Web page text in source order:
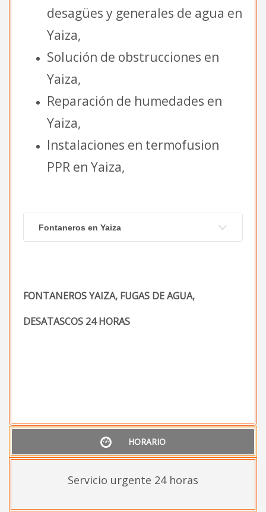
desagües y generales de agua en
Yaiza,
Solución de obstrucciones en
Yaiza,
Reparación de humedades en
Yaiza,
Instalaciones en termofusion
PPR en Yaiza,
Fontaneros en Yaiza
FONTANEROS YAIZA, FUGAS DE AGUA,
DESATASCOS 24 HORAS
HORARIO
Servicio urgente 24 horas